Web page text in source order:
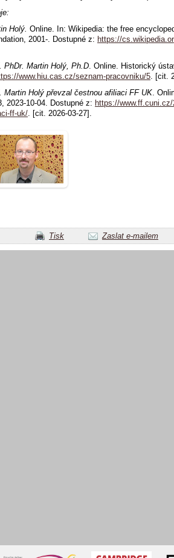
Holý. Online. In: Wikipedia: the free
2001-. Dostupné z: https://
PhDr. Martin Holý, Ph.D. Online. Historický
www.hiu.cas.cz/seznam-pracovniku/5. [cit.
Martin Holý převzal čestnou afiliaci FF UK.
2023-10-04. Dostupné z: https://
ff-uk/. [cit. 2026-03-27].
Tisk Zaslat e-mailem